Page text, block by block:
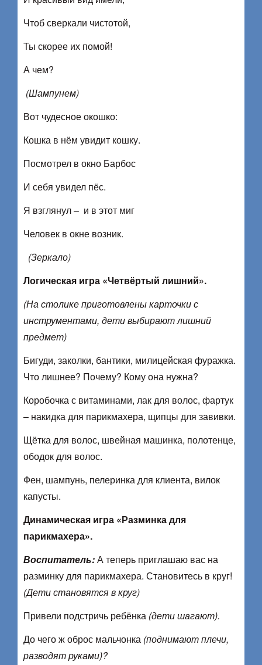
Чтоб сверкали чистотой,
Ты скорее их помой!
А чем?
(Шампунем)
Вот чудесное окошко:
Кошка в нём увидит кошку.
Посмотрел в окно Барбос
И себя увидел пёс.
Я взглянул – и в этот миг
Человек в окне возник.
(Зеркало)
Логическая игра «Четвёртый лишний».
(На столике приготовлены карточки с
инструментами, дети выбирают лишний
предмет)
Бигуди, заколки, бантики, милицейская фуражка.
Что лишнее? Почему? Кому она нужна?
Коробочка с витаминами, лак для волос, фартук
– накидка для парикмахера, щипцы для завивки.
Щётка для волос, швейная машинка, полотенце,
ободок для волос.
Фен, шампунь, пелеринка для клиента, вилок
капусты.
Динамическая игра «Разминка для
парикмахера».
Воспитатель:А теперь приглашаю вас на
разминку для парикмахера. Становитесь в круг!
(Дети становятся в круг)
Привели подстричь ребёнка (дети шагают).
До чего ж оброс мальчонка (поднимают плечи,
разводят руками)?